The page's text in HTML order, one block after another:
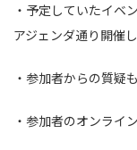
・予定していたイベ
アジェンダ通り開催
・参加者からの質疑
・参加者のオンライ